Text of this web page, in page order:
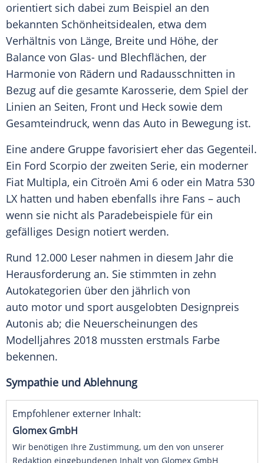
orientiert sich dabei zum Beispiel an den
bekannten Schönheitsidealen, etwa dem
Verhältnis von Länge, Breite und Höhe, der
Balance von Glas- und Blechflächen, der
Harmonie von Rädern und Radausschnitten in
Bezug auf die gesamte Karosserie, dem Spiel der
Linien an Seiten, Front und Heck sowie dem
Gesamteindruck, wenn das Auto in Bewegung ist.
Eine andere Gruppe favorisiert eher das Gegenteil.
Ein Ford Scorpio der zweiten Serie, ein moderner
Fiat Multipla, ein Citroën Ami 6 oder ein Matra 530
LX hatten und haben ebenfalls ihre Fans – auch
wenn sie nicht als Paradebeispiele für ein
gefälliges Design notiert werden.
Rund 12.000 Leser nahmen in diesem Jahr die
Herausforderung an. Sie stimmten in zehn
Autokategorien über den jährlich von
auto motor und sport ausgelobten Designpreis
Autonis ab; die Neuerscheinungen des
Modelljahres 2018 mussten erstmals Farbe
bekennen.
Sympathie und Ablehnung
Empfohlener externer Inhalt:
Glomex GmbH
Wir benötigen Ihre Zustimmung, um den von unserer
Redaktion eingebundenen Inhalt von Glomex GmbH